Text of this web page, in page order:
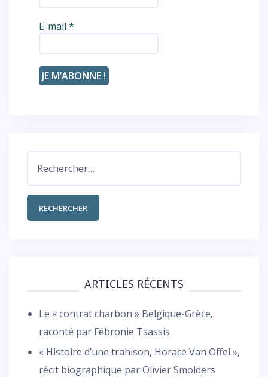
E-mail *
ARTICLES RÉCENTS
Le « contrat charbon » Belgique-Grèce,
raconté par Fébronie Tsassis
« Histoire d’une trahison, Horace Van Offel »,
récit biographique par Olivier Smolders